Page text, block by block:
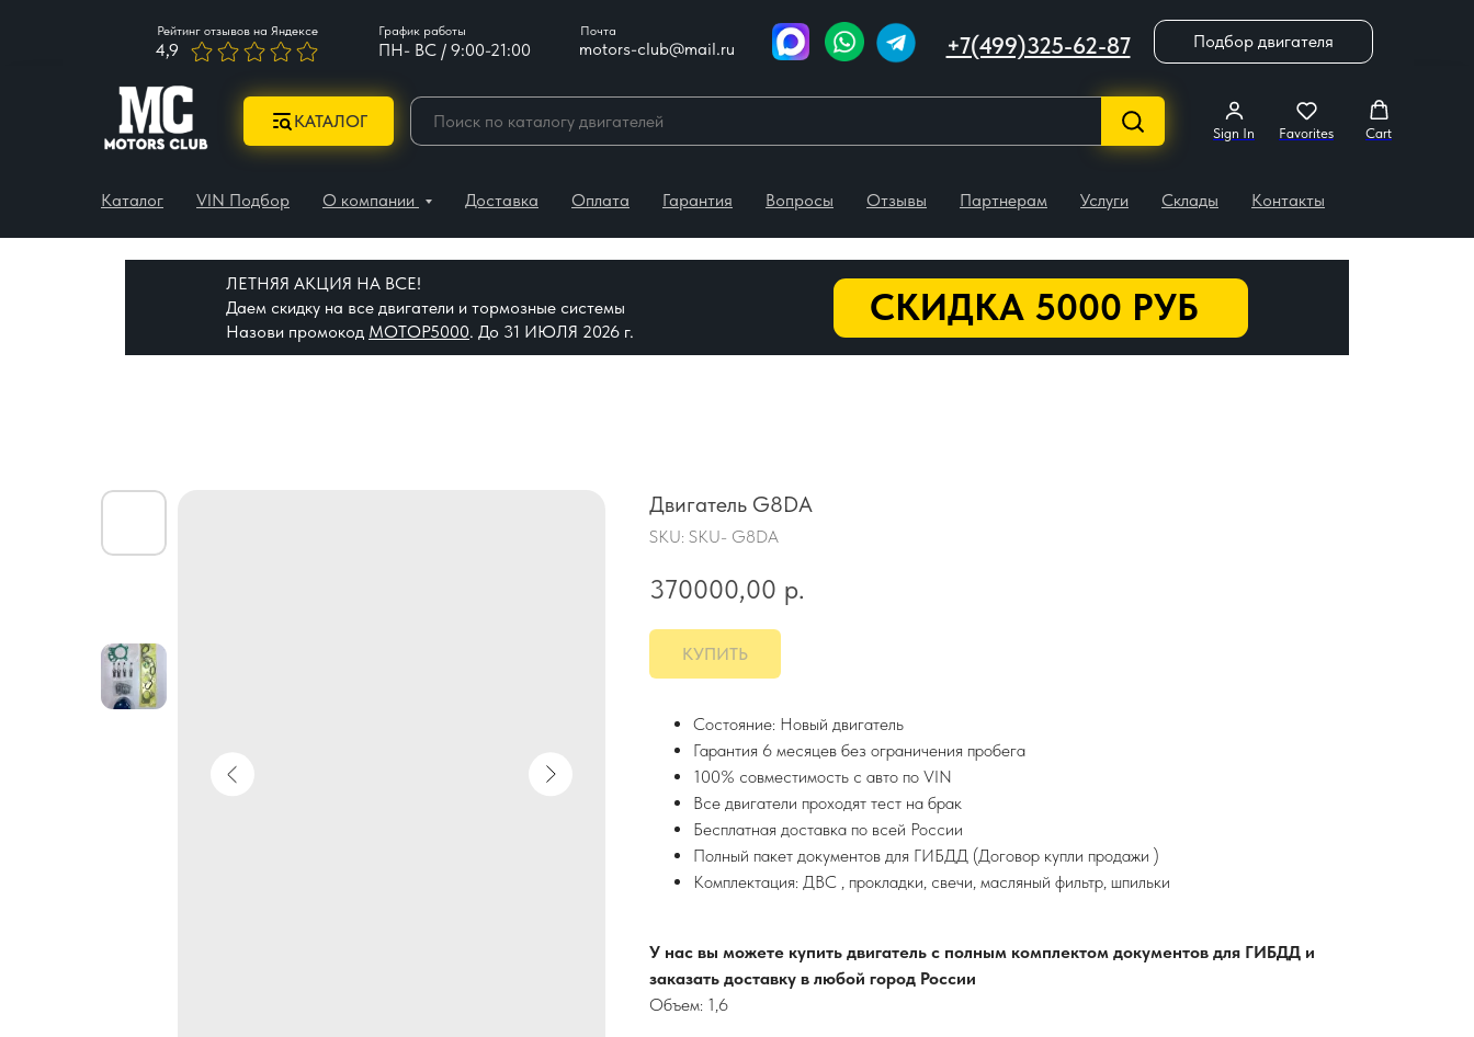
+7(499)325-62-87
ПН- ВС / 9:00-21:00
Почта
Рейтинг отзывов на Яндексе График работы
motors-club@mail.ru
4,9 Подбор двигателя
КАТАЛОГ
Sign In Favorites Cart
Каталог VIN Подбор О компании Доставка Оплата Гарантия Вопросы Отзывы Партнерам Услуги Склады Контакты
СКИДКА 5000 РУБ
ЛЕТНЯЯ АКЦИЯ НА ВСЕ!
Даем скидку на все двигатели и тормозные системы
Назови промокод МОТОР5000. До 31 ИЮЛЯ 2026 г.
Двигатель G8DA
SKU: SKU- G8DA
370000,00 р.
КУПИТЬ
Состояние: Новый двигатель
Гарантия 6 месяцев без ограничения пробега
100% совместимость с авто по VIN
Все двигатели проходят тест на брак
Бесплатная доставка по всей России
Полный пакет документов для ГИБДД (Договор купли продажи )
Комплектация: ДВС , прокладки, свечи, масляный фильтр, шпильки
У нас вы можете купить двигатель с полным комплектом документов для ГИБДД и
заказать доставку в любой город России
Объем: 1,6